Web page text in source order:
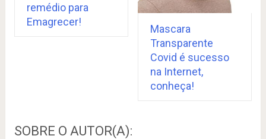
remédio para
Emagrecer!
Mascara
Transparente
Covid é sucesso
na Internet,
conheça!
SOBRE O AUTOR(A):